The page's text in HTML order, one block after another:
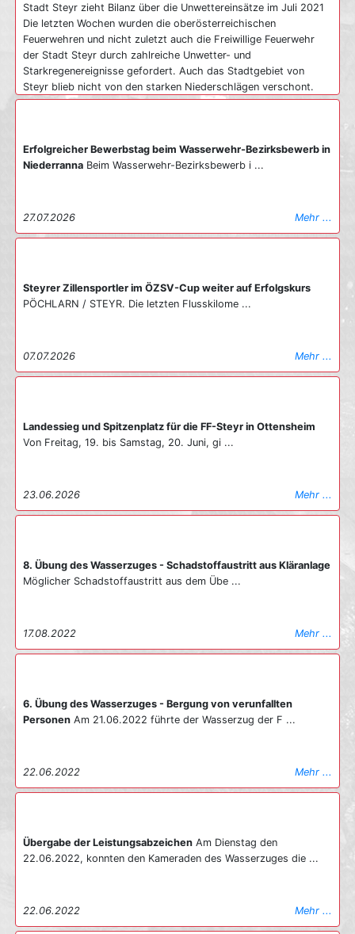
Stadt Steyr zieht Bilanz über die Unwettereinsätze im Juli 2021
Die letzten Wochen wurden die oberösterreichischen
Feuerwehren und nicht zuletzt auch die Freiwillige Feuerwehr
der Stadt Steyr durch zahlreiche Unwetter- und
Starkregenereignisse gefordert. Auch das Stadtgebiet von
Steyr blieb nicht von den starken Niederschlägen verschont.
Neben den zahlreichen Unwettereinsätzen wurde die Freiwillige
Kameraden der Steyrer Feuerwehr im Zeitraum 25. Juni bis 28.
Juli insgesamt zu über 150 Einsätzen (davon 104
ehrenamtliche Einsatzstunden (davon sind ca. 2.580 Std. den
werden. Den Kameradinnen und Kameraden gebührt daher für
ihren unermüdlichen Einsatz für die Bevölkerung in und um die
Praxmarer.
16.08.2021
Mehr ...
Erfolgreicher Bewerbstag beim Wasserwehr-Bezirksbewerb in
Niederranna Beim Wasserwehr-Bezirksbewerb i ...
27.07.2026 Mehr ...
Steyrer Zillensportler im ÖZSV-Cup weiter auf Erfolgskurs
PÖCHLARN / STEYR. Die letzten Flusskilome ...
07.07.2026 Mehr ...
Landessieg und Spitzenplatz für die FF-Steyr in Ottensheim
Von Freitag, 19. bis Samstag, 20. Juni, gi ...
23.06.2026 Mehr ...
8. Übung des Wasserzuges - Schadstoffaustritt aus Kläranlage
Möglicher Schadstoffaustritt aus dem Übe ...
17.08.2022 Mehr ...
6. Übung des Wasserzuges - Bergung von verunfallten
Personen Am 21.06.2022 führte der Wasserzug der F ...
22.06.2022 Mehr ...
Übergabe der Leistungsabzeichen Am Dienstag den
22.06.2022, konnten den Kameraden des Wasserzuges die ...
22.06.2022 Mehr ...